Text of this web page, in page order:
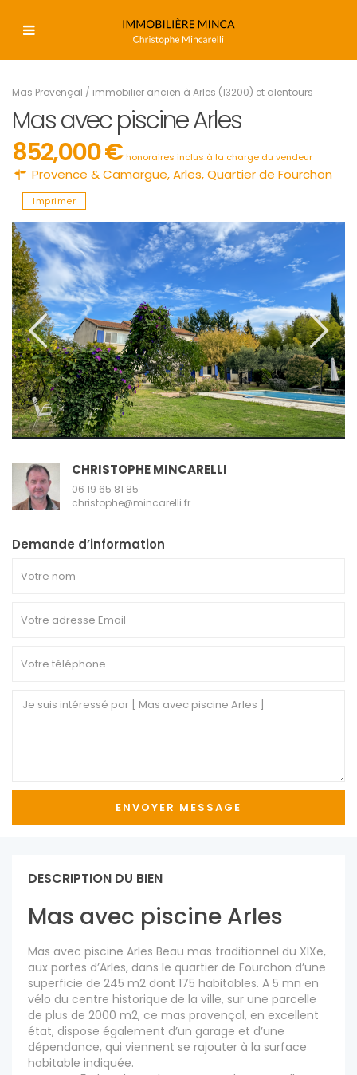
Mas Provençal / immobilier ancien à Arles (13200) et alentours
Mas avec piscine Arles
852,000 €honoraires inclus à la charge du vendeur
Provence & Camargue,Arles,Quartier de Fourchon
Imprimer
CHRISTOPHE MINCARELLI
06 19 65 81 85
christophe@mincarelli.fr
Demande d’information
DESCRIPTION DU BIEN
Mas avec piscine Arles
Mas avec piscine Arles Beau mas traditionnel du XIXe,
aux portes d’Arles, dans le quartier de Fourchon d’une
superficie de 245 m2 dont 175 habitables. A 5 mn en
vélo du centre historique de la ville, sur une parcelle
de plus de 2000 m2, ce mas provençal, en excellent
état, dispose également d’un garage et d’une
dépendance, qui viennent se rajouter à la surface
habitable indiquée.